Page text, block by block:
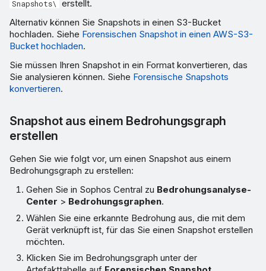
Snapshots\
erstellt.
Alternativ können Sie Snapshots in einen S3-Bucket
hochladen. Siehe Forensischen Snapshot in einen AWS-S3-
Bucket hochladen.
Sie müssen Ihren Snapshot in ein Format konvertieren, das
Sie analysieren können. Siehe Forensische Snapshots
konvertieren.
Snapshot aus einem Bedrohungsgraph
erstellen
Gehen Sie wie folgt vor, um einen Snapshot aus einem
Bedrohungsgraph zu erstellen:
Gehen Sie in Sophos Central zu Bedrohungsanalyse-
Center > Bedrohungsgraphen.
Wählen Sie eine erkannte Bedrohung aus, die mit dem
Gerät verknüpft ist, für das Sie einen Snapshot erstellen
möchten.
Klicken Sie im Bedrohungsgraph unter der